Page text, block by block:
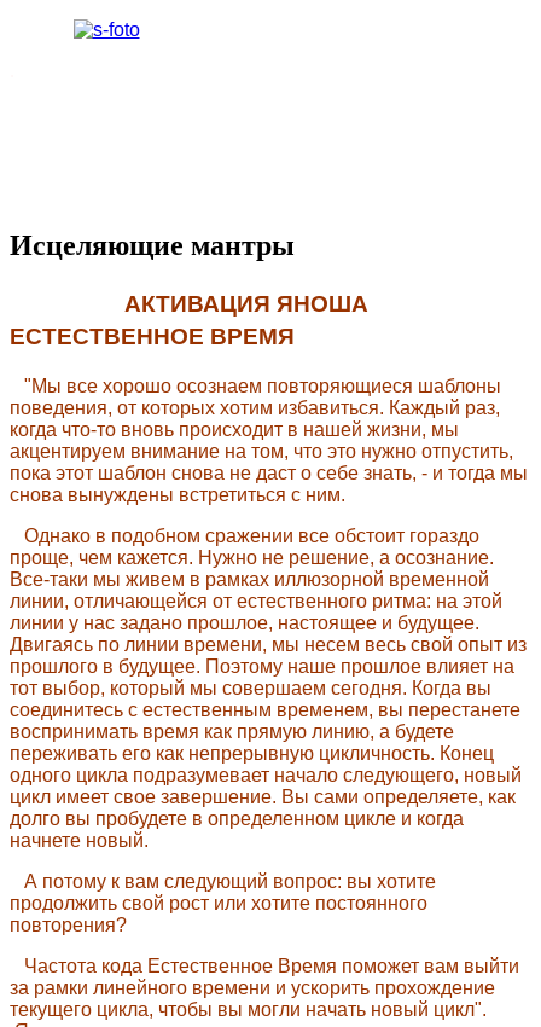
Исцеляющие мантры
АКТИВАЦИЯ ЯНОША
ЕСТЕСТВЕННОЕ ВРЕМЯ
"Мы все хорошо осознаем повторяющиеся шаблоны
поведения, от которых хотим избавиться. Каждый раз,
когда что-то вновь происходит в нашей жизни, мы
акцентируем внимание на том, что это нужно отпустить,
пока этот шаблон снова не даст о себе знать, - и тогда мы
снова вынуждены встретиться с ним.
Однако в подобном сражении все обстоит гораздо
проще, чем кажется. Нужно не решение, а осознание.
Все-таки мы живем в рамках иллюзорной временной
линии, отличающейся от естественного ритма: на этой
линии у нас задано прошлое, настоящее и будущее.
Двигаясь по линии времени, мы несем весь свой опыт из
прошлого в будущее. Поэтому наше прошлое влияет на
тот выбор, который мы совершаем сегодня. Когда вы
соединитесь с естественным временем, вы перестанете
воспринимать время как прямую линию, а будете
переживать его как непрерывную цикличность. Конец
одного цикла подразумевает начало следующего, новый
цикл имеет свое завершение. Вы сами определяете, как
долго вы пробудете в определенном цикле и когда
начнете новый.
А потому к вам следующий вопрос: вы хотите
продолжить свой рост или хотите постоянного
повторения?
Частота кода Естественное Время поможет вам выйти
за рамки линейного времени и ускорить прохождение
текущего цикла, чтобы вы могли начать новый цикл".